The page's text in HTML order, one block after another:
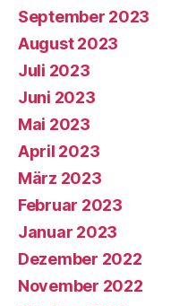
September 2023
August 2023
Juli 2023
Juni 2023
Mai 2023
April 2023
März 2023
Februar 2023
Januar 2023
Dezember 2022
November 2022